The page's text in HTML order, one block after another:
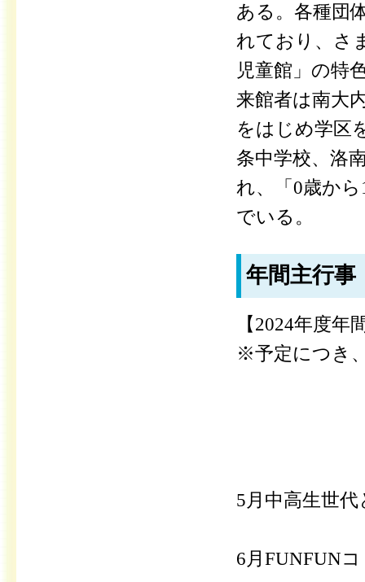
ある。各種団
れており、さ
児童館」の特
来館者は南大
をはじめ学区
条中学校、洛
れ、「0歳か
でいる。
年間主行事
【2024年度年
※予定につき
5月中高生世
6月FUNFUN